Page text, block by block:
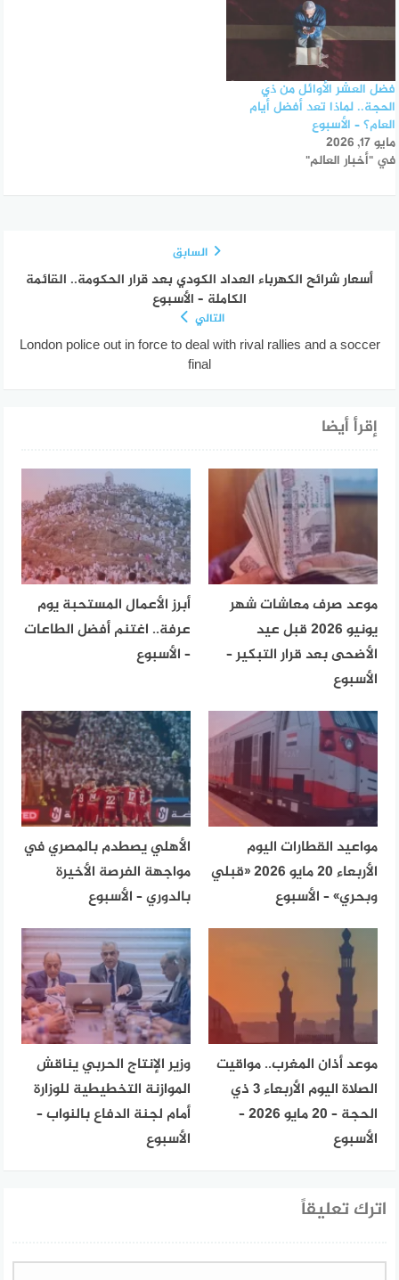
فضل العشر الأوائل من ذي
الحجة.. لماذا تعد أفضل أيام
العام؟ – الأسبوع
مايو 17, 2026
في "أخبار العالم"
السابق
أسعار شرائح الكهرباء العداد الكودي بعد قرار الحكومة.. القائمة
الكاملة – الأسبوع
التالي
London police out in force to deal with rival rallies and a soccer
final
إقرأ أيضا
موعد صرف معاشات شهر
يونيو 2026 قبل عيد
الأضحى بعد قرار التبكير –
الأسبوع
أبرز الأعمال المستحبة يوم
عرفة.. اغتنم أفضل الطاعات
– الأسبوع
مواعيد القطارات اليوم
الأربعاء 20 مايو 2026 «قبلي
وبحري» – الأسبوع
الأهلي يصطدم بالمصري في
مواجهة الفرصة الأخيرة
بالدوري – الأسبوع
موعد أذان المغرب.. مواقيت
الصلاة اليوم الأربعاء 3 ذي
الحجة – 20 مايو 2026 –
الأسبوع
وزير الإنتاج الحربي يناقش
الموازنة التخطيطية للوزارة
أمام لجنة الدفاع بالنواب –
الأسبوع
اترك تعليقاً